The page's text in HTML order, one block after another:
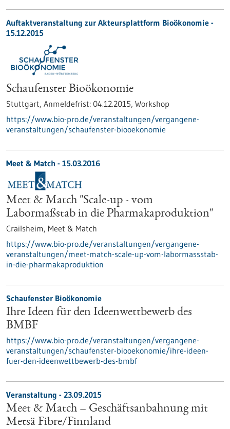
Auftaktveranstaltung zur Akteursplattform Bioökonomie -
15.12.2015
Schaufenster Bioökonomie
Stuttgart, Anmeldefrist: 04.12.2015, Workshop
https://www.bio-pro.de/veranstaltungen/vergangene-
veranstaltungen/schaufenster-biooekonomie
Meet & Match - 15.03.2016
Meet & Match "Scale-up - vom
Labormaßstab in die Pharmakaproduktion"
Crailsheim, Meet & Match
https://www.bio-pro.de/veranstaltungen/vergangene-
veranstaltungen/meet-match-scale-up-vom-labormassstab-
in-die-pharmakaproduktion
Schaufenster Bioökonomie
Ihre Ideen für den Ideenwettbewerb des
BMBF
https://www.bio-pro.de/veranstaltungen/vergangene-
veranstaltungen/schaufenster-biooekonomie/ihre-ideen-
fuer-den-ideenwettbewerb-des-bmbf
Veranstaltung - 23.09.2015
Meet & Match – Geschäftsanbahnung mit
Metsä Fibre/Finnland